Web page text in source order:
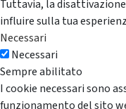
Tuttavia, la
influire sulla tua
Necessari
Necessari
Sempre abilitato
I cookie necessari sono
funzionamento del sito